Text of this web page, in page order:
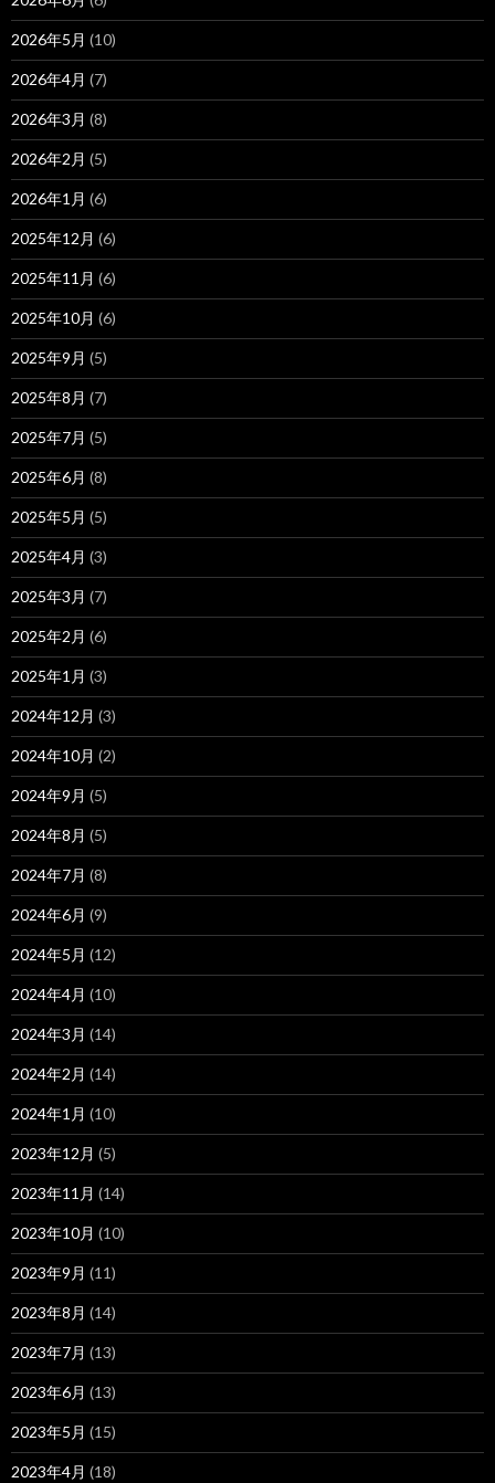
2026年5月 (10)
2026年4月 (7)
2026年3月 (8)
2026年2月 (5)
2026年1月 (6)
2025年12月 (6)
2025年11月 (6)
2025年10月 (6)
2025年9月 (5)
2025年8月 (7)
2025年7月 (5)
2025年6月 (8)
2025年5月 (5)
2025年4月 (3)
2025年3月 (7)
2025年2月 (6)
2025年1月 (3)
2024年12月 (3)
2024年10月 (2)
2024年9月 (5)
2024年8月 (5)
2024年7月 (8)
2024年6月 (9)
2024年5月 (12)
2024年4月 (10)
2024年3月 (14)
2024年2月 (14)
2024年1月 (10)
2023年12月 (5)
2023年11月 (14)
2023年10月 (10)
2023年9月 (11)
2023年8月 (14)
2023年7月 (13)
2023年6月 (13)
2023年5月 (15)
2023年4月 (18)